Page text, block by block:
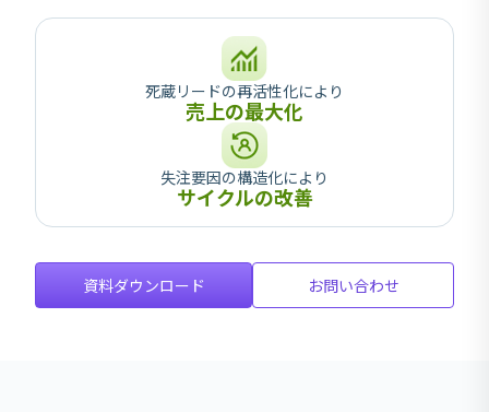
死蔵リードの再活性化により
売上の最大化
失注要因の構造化により
サイクルの改善
資料ダウンロード お問い合わせ